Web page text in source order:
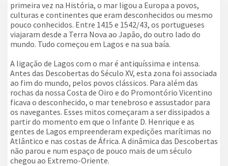
primeira vez na História, o mar ligou a Europa a povos,
culturas e continentes que eram desconhecidos ou mesmo
pouco conhecidos. Entre 1415 e 1542/43, os portugueses
viajaram desde a Terra Nova ao Japão, do outro lado do
mundo. Tudo começou em Lagos e na sua baía.
A ligação de Lagos com o mar é antiquíssima e intensa.
Antes das Descobertas do Século XV, esta zona foi associada
ao fim do mundo, pelos povos clássicos. Para além das
rochas da nossa Costa de Oiro e do Promontório Vicentino
ficava o desconhecido, o mar tenebroso e assustador para
os navegantes. Esses mitos começaram a ser dissipados a
partir do momento em que o Infante D. Henrique e as
gentes de Lagos empreenderam expedições marítimas no
Atlântico e nas costas de África. A dinâmica das Descobertas
não parou e num espaço de pouco mais de um século
chegou ao Extremo-Oriente.